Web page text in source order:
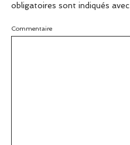
obligatoires sont indiqués avec
Commentaire